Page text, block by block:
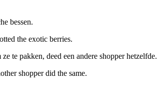
bessen.
the exotic berries.
te pakken, deed een andere shopper hetzelfde.
shopper did the same.